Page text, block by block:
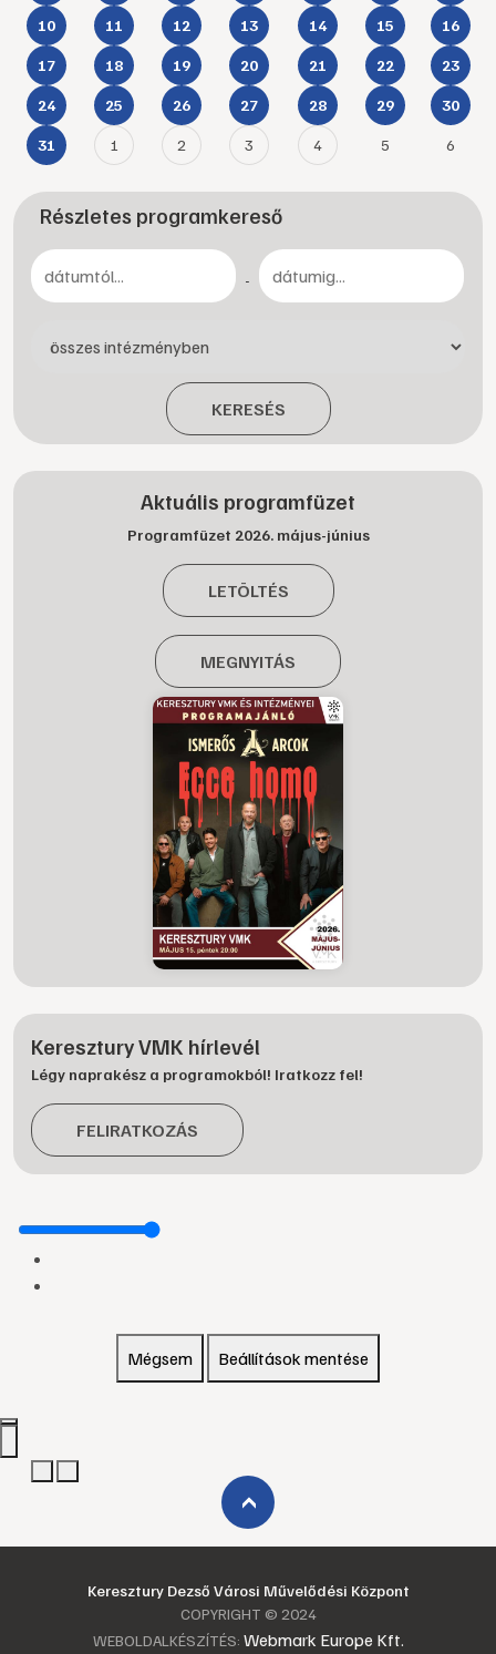
10 11 12 13 14 15 16
17 18 19 20 21 22 23
24 25 26 27 28 29 30
31 1 2 3 4 5 6
Részletes programkereső
-
KERESÉS
Aktuális programfüzet
Programfüzet 2026. május-június
LETÖLTÉS
MEGNYITÁS
Keresztury VMK hírlevél
Légy naprakész a programokból! Iratkozz fel!
FELIRATKOZÁS
Mégsem Beállítások mentése
›
Keresztury Dezső Városi Művelődési Központ
COPYRIGHT © 2024
WEBOLDALKÉSZÍTÉS: Webmark Europe Kft.